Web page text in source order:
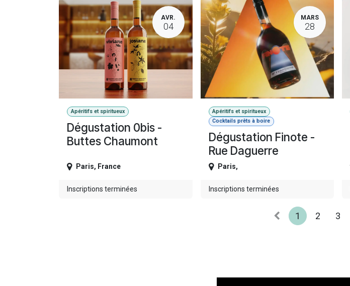
AVR.
04
Apéritifs et spiritueux
Dégustation 0bis -
Buttes Chaumont
Paris, France
Inscriptions terminées
MARS
28
Apéritifs et spiritueux
Cocktails prêts à boire
Dégustation Finote -
Rue Daguerre
Paris,
Inscriptions terminées
1 2 3